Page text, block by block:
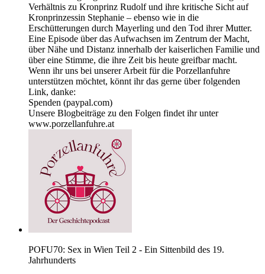
Verhältnis zu Kronprinz Rudolf und ihre kritische Sicht auf
Kronprinzessin Stephanie – ebenso wie in die
Erschütterungen durch Mayerling und den Tod ihrer Mutter.
Eine Episode über das Aufwachsen im Zentrum der Macht,
über Nähe und Distanz innerhalb der kaiserlichen Familie und
über eine Stimme, die ihre Zeit bis heute greifbar macht.
Wenn ihr uns bei unserer Arbeit für die Porzellanfuhre
unterstützen möchtet, könnt ihr das gerne über folgenden
Link, danke:
Spenden (paypal.com)
Unsere Blogbeiträge zu den Folgen findet ihr unter
www.porzellanfuhre.at
POFU70: Sex in Wien Teil 2 - Ein Sittenbild des 19.
Jahrhunderts